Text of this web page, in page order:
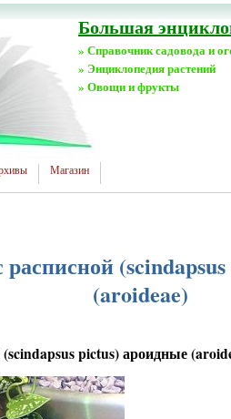
Большая
» Справочник садовода и
» Энциклопедия растений
» Овощи и фрукты
Магазин
(aroideae)
pictus) ароидные